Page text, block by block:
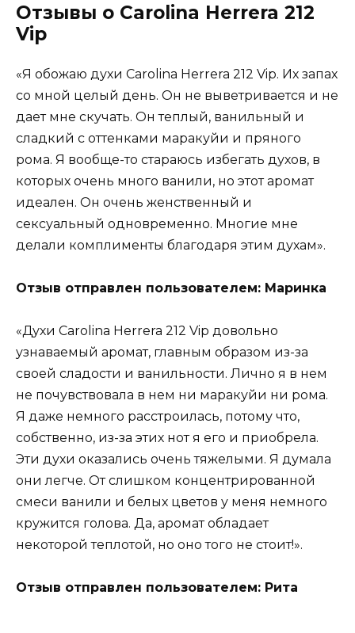
Отзывы о Carolina Herrera 212
Vip
«Я обожаю духи Carolina Herrera 212 Vip. Их запах
со мной целый день. Он не выветривается и не
дает мне скучать. Он теплый, ванильный и
сладкий с оттенками маракуйи и пряного
рома. Я вообще-то стараюсь избегать духов, в
которых очень много ванили, но этот аромат
идеален. Он очень женственный и
сексуальный одновременно. Многие мне
делали комплименты благодаря этим духам».
Отзыв отправлен пользователем: Маринка
«Духи Carolina Herrera 212 Vip довольно
узнаваемый аромат, главным образом из-за
своей сладости и ванильности. Лично я в нем
не почувствовала в нем ни маракуйи ни рома.
Я даже немного расстроилась, потому что,
собственно, из-за этих нот я его и приобрела.
Эти духи оказались очень тяжелыми. Я думала
они легче. От слишком концентрированной
смеси ванили и белых цветов у меня немного
кружится голова. Да, аромат обладает
некоторой теплотой, но оно того не стоит!».
Отзыв отправлен пользователем: Рита